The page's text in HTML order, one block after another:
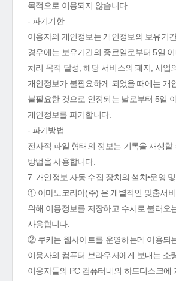
목적으로 이용되지 않습니다.
- 파기기한
이용자의 개인정보는 개인정보의 보유기
경우에는 보유기간의 종료일로부터 5일
처리 목적 달성, 해당 서비스의 폐지, 사업
개인정보가 불필요하게 되었을 때에는 개
불필요한 것으로 인정되는 날로부터 5일
개인정보를 파기합니다.
- 파기방법
전자적 파일 형태의 정보는 기록을 재생할
방법을 사용합니다.
7. 개인정보 자동 수집 장치의 설치•운영
① 아마노코리아(주) 은 개별적인 맞춤서
위해 이용정보를 저장하고 수시로 불러오
사용합니다.
② 쿠키는 웹사이트를 운영하는데 이용되
이용자의 컴퓨터 브라우저에게 보내는 소
이용자들의 PC 컴퓨터내의 하드디스크에